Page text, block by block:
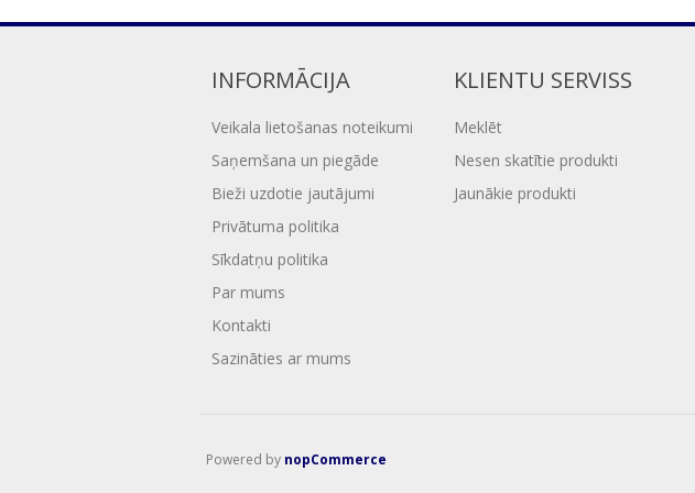
INFORMĀCIJA
Veikala lietošanas noteikumi
Saņemšana un piegāde
Bieži uzdotie jautājumi
Privātuma politika
Sīkdatņu politika
Par mums
Kontakti
Sazināties ar mums
KLIENTU SERVISS
Meklēt
Nesen skatītie produkti
Jaunākie produkti
Powered by nopCommerce